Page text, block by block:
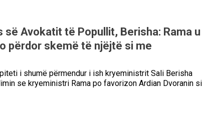
së Avokatit të Popullit, Berisha: Rama u
përdor skemë të njëjtë si me
i shumë përmendur i ish kryeministrit Sali Berisha
se kryeministri Rama po favorizon Ardian Dvoranin si